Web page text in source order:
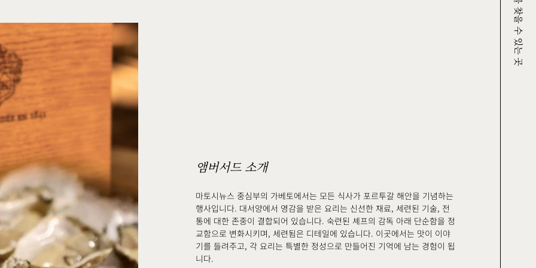
앰버서드 소개
마토시뉴스 중심부의 가베토에서는 모든 식사가 포르투갈 해안을 기념하는
행사입니다. 대서양에서 영감을 받은 요리는 신선한 재료, 세련된 기술, 전
통에 대한 존중이 결합되어 있습니다. 숙련된 셰프의 감독 아래 단순함을 정
교함으로 변화시키며, 세련됨은 디테일에 있습니다. 이곳에서는 맛이 이야
기를 들려주고, 각 요리는 특별한 정성으로 만들어진 기억에 남는 경험이 됩
니다.